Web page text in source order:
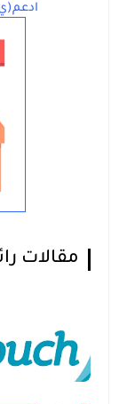
مقالات